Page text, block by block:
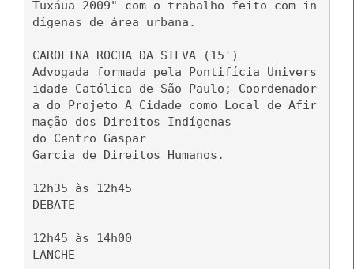
Tuxáua 2009" com o trabalho feito com in
dígenas de área urbana.
CAROLINA ROCHA DA SILVA (15')
Advogada formada pela Pontifícia Univers
idade Católica de São Paulo; Coordenador
a do Projeto A Cidade como Local de Afir
mação dos Direitos Indígenas
do Centro Gaspar
Garcia de Direitos Humanos.
12h35 às 12h45
DEBATE
12h45 às 14h00
LANCHE